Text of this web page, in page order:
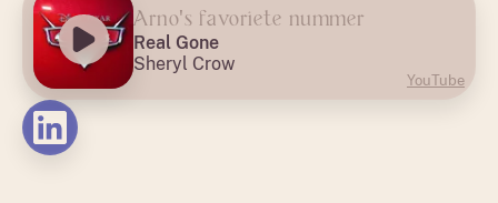
Arno's favoriete nummer
Real Gone
Sheryl Crow
YouTube